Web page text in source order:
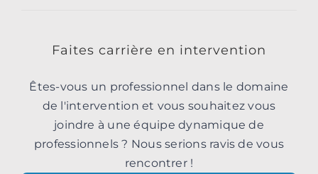
Faites carrière en intervention
Êtes-vous un professionnel dans le domaine
de l'intervention et vous souhaitez vous
joindre à une équipe dynamique de
professionnels ? Nous serions ravis de vous
rencontrer !